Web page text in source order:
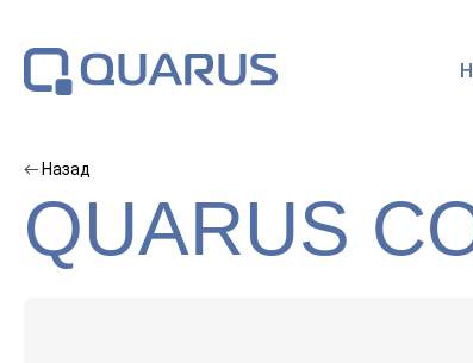
Назад
QUARUS